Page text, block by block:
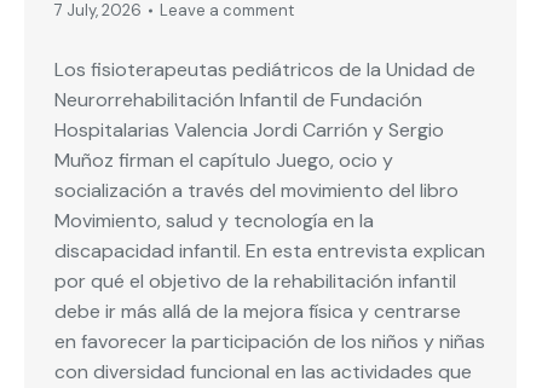
7 July, 2026
Leave a comment
Los fisioterapeutas pediátricos de la Unidad de
Neurorrehabilitación Infantil de Fundación
Hospitalarias Valencia Jordi Carrión y Sergio
Muñoz firman el capítulo Juego, ocio y
socialización a través del movimiento del libro
Movimiento, salud y tecnología en la
discapacidad infantil. En esta entrevista explican
por qué el objetivo de la rehabilitación infantil
debe ir más allá de la mejora física y centrarse
en favorecer la participación de los niños y niñas
con diversidad funcional en las actividades que